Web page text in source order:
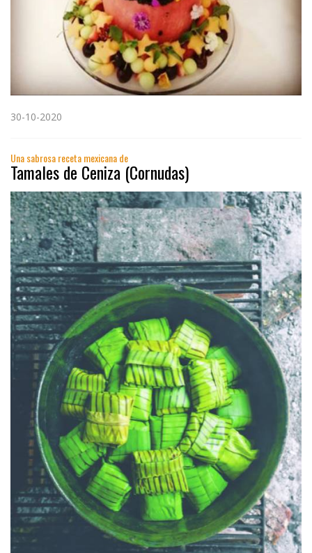
30-10-2020
Una sabrosa receta mexicana de
Tamales de Ceniza (Cornudas)